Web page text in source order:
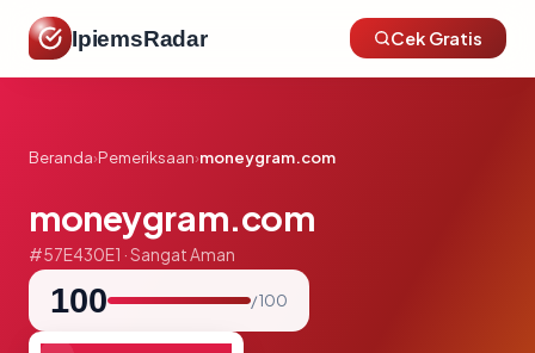
IpiemsRadar Cek Gratis
Beranda›Pemeriksaan›moneygram.com
moneygram.com
#57E430E1 · Sangat Aman
100 / 100